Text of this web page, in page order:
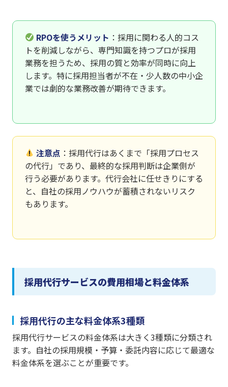
RPOを使うメリット ：採用に関わる人的コス
トを削減しながら、専門知識を持つプロが採用
業務を担うため、採用の質と効率が同時に向上
します。特に採用担当者が不在・少人数の中小企
業では劇的な業務改善が期待できます。
注意点 ：採用代行はあくまで「採用プロセス
の代行」であり、最終的な採用判断は企業側が
行う必要があります。代行会社に任せきりにする
と、自社の採用ノウハウが蓄積されないリスク
もあります。
採用代行サービスの費用相場と料金体系
採用代行の主な料金体系3種類
採用代行サービスの料金体系は大きく3種類に分類され
ます。自社の採用規模・予算・委託内容に応じて最適な
料金体系を選ぶことが重要です。